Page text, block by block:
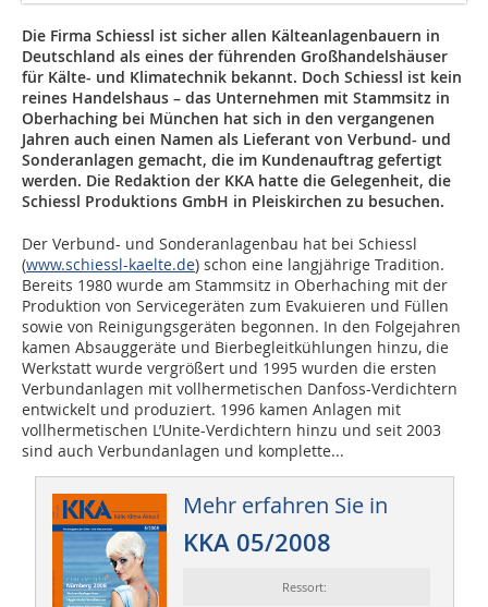
Die Firma Schiessl ist sicher allen Kälteanlagenbauern in
Deutschland als eines der führenden Großhandelshäuser
für Kälte- und Klimatechnik bekannt. Doch Schiessl ist kein
reines Handelshaus – das Unternehmen mit Stammsitz in
Oberhaching bei München hat sich in den vergangenen
Jahren auch einen Namen als Lieferant von Verbund- und
Sonderanlagen gemacht, die im Kundenauftrag gefertigt
werden. Die Redaktion der KKA hatte die Gelegenheit, die
Schiessl Produktions GmbH in Pleiskirchen zu besuchen.
Der Verbund- und Sonderanlagenbau hat bei Schiessl
(www.schiessl-kaelte.de) schon eine langjährige Tradition.
Bereits 1980 wurde am Stammsitz in Oberhaching mit der
Produktion von Servicegeräten zum Evakuieren und Füllen
sowie von Reinigungsgeräten begonnen. In den Folgejahren
kamen Absauggeräte und Bierbegleitkühlungen hinzu, die
Werkstatt wurde vergrößert und 1995 wurden die ersten
Verbundanlagen mit vollhermetischen Danfoss-Verdichtern
entwickelt und produziert. 1996 kamen Anlagen mit
vollhermetischen L’Unite-Verdichtern hinzu und seit 2003
sind auch Verbundanlagen und komplette...
Mehr erfahren Sie in
KKA 05/2008
Ressort: